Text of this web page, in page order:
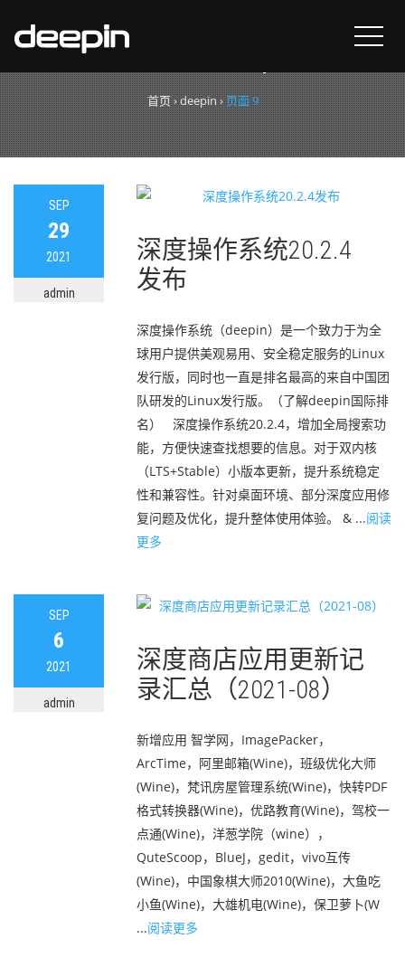
标签：
首页›deepin›页面 9
SEP
29
2021
admin
深度操作系统20.2.4
发布
深度操作系统（deepin）是一个致力于为全
球用户提供美观易用、安全稳定服务的Linux
发行版，同时也一直是排名最高的来自中国团
队研发的Linux发行版。（了解deepin国际排
名） 深度操作系统20.2.4，增加全局搜索功
能，方便快速查找想要的信息。对于双内核
（LTS+Stable）小版本更新，提升系统稳定
性和兼容性。针对桌面环境、部分深度应用修
复问题及优化，提升整体使用体验。 & ...阅读
更多
SEP
6
2021
admin
深度商店应用更新记
录汇总（2021-08）
新增应用 智学网，ImagePacker，
ArcTime，阿里邮箱(Wine)，班级优化大师
(Wine)，梵讯房屋管理系统(Wine)，快转PDF
格式转换器(Wine)，优路教育(Wine)，驾校一
点通(Wine)，洋葱学院（wine），
QuteScoop，BlueJ，gedit，vivo互传
(Wine)，中国象棋大师2010(Wine)，大鱼吃
小鱼(Wine)，大雄机电(Wine)，保卫萝卜(W
...阅读更多